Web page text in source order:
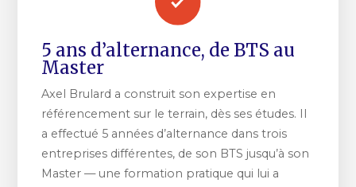
5 ans d’alternance, de BTS au
Master
Axel Brulard a construit son expertise en
référencement sur le terrain, dès ses études. Il
a effectué 5 années d’alternance dans trois
entreprises différentes, de son BTS jusqu’à son
Master — une formation pratique qui lui a